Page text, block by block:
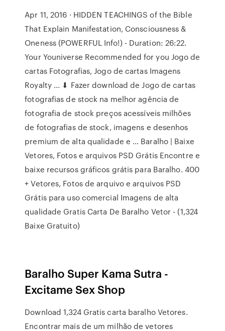
Apr 11, 2016 · HIDDEN TEACHINGS of the Bible
That Explain Manifestation, Consciousness &
Oneness (POWERFUL Info!) - Duration: 26:22.
Your Youniverse Recommended for you Jogo de
cartas Fotografias, Jogo de cartas Imagens
Royalty ... ⬇ Fazer download de Jogo de cartas
fotografias de stock na melhor agência de
fotografia de stock preços acessíveis milhões
de fotografias de stock, imagens e desenhos
premium de alta qualidade e … Baralho | Baixe
Vetores, Fotos e arquivos PSD Grátis Encontre e
baixe recursos gráficos grátis para Baralho. 400
+ Vetores, Fotos de arquivo e arquivos PSD
Grátis para uso comercial Imagens de alta
qualidade Gratis Carta De Baralho Vetor - (1,324
Baixe Gratuito)
Baralho Super Kama Sutra -
Excitame Sex Shop
Download 1,324 Gratis carta baralho Vetores.
Encontrar mais de um milhão de vetores